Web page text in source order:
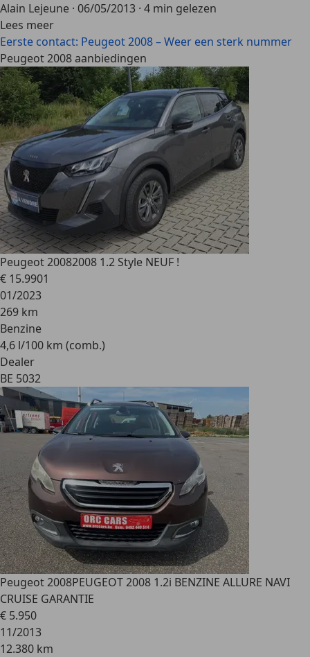
Alain Lejeune · 06/05/2013 · 4 min gelezen
Lees meer
Eerste contact: Peugeot 2008 – Weer een sterk nummer
Peugeot 2008 aanbiedingen
Peugeot 20082008 1.2 Style NEUF !
€ 15.9901
01/2023
269 km
Benzine
4,6 l/100 km (comb.)
Dealer
BE 5032
Peugeot 2008PEUGEOT 2008 1.2i BENZINE ALLURE NAVI
CRUISE GARANTIE
€ 5.950
11/2013
12.380 km